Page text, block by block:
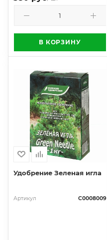
В КОРЗИНУ
Удобрение Зеленая игла
Артикул С0008009